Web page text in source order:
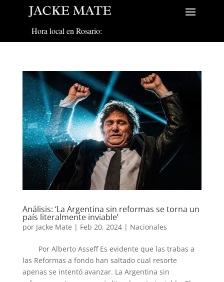
Hora local en Rosario:
Análisis: ‘La Argentina sin reformas se torna un
país literalmente inviable’
por Jacke Mate | Feb 20, 2024| Nacionales
Por Alberto Asseff Es evidente que las trabas a
las Reformas a fondo han saltado cual resorte
apenas se intentó avanzar. La Argentina sin